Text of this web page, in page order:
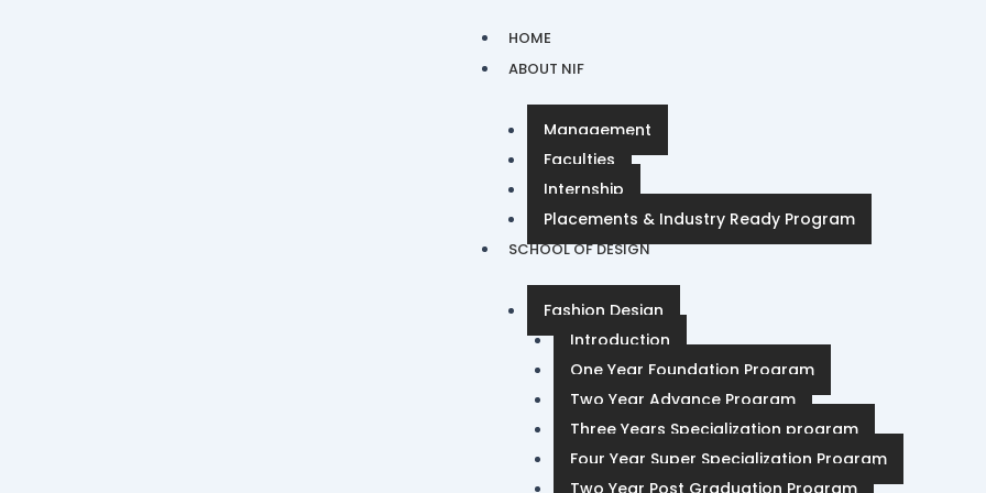
HOME
ABOUT NIF
Management
Faculties
Internship
Placements & Industry Ready Program
SCHOOL OF DESIGN
Fashion Design
Introduction
One Year Foundation Program
Two Year Advance Program
Three Years Specialization program
Four Year Super Specialization Program
Two Year Post Graduation Program